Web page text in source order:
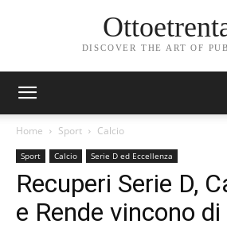
DISCOVER THE ART OF
Home Sport Calcio
Sport Calcio Serie D ed Eccellenza
Recuperi Serie D,
e Rende vincono